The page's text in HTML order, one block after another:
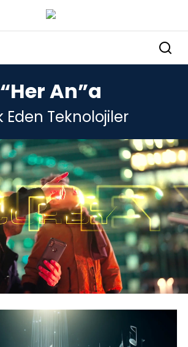
“Her An”a
Eden Teknolojiler